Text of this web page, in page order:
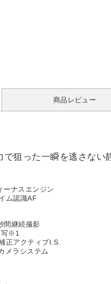
商品レビュー
狙った一瞬を逃さない
ーナスエンジン
ム認識AF
間継続撮影
写※1
正アクティブI.S.
メラシステム